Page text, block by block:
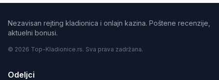
Nezavisan rejting kladionica i onlajn kazina. Poštene recenzije,
aktuelni bonusi.
© 2026 Top-Kladionice.rs. Sva prava zadržana.
Odeljci